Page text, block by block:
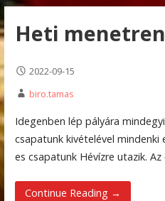
Heti
2022-09-15
biro.tamas
Idegenben lép pályára
csapatunk kivételével
es csapatunk Hévízre utazik.
Continue Reading →